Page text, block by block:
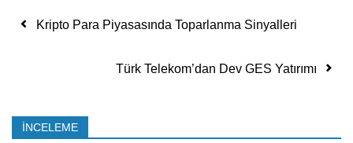
Yazı dolaşımı
Kripto Para Piyasasında Toparlanma Sinyalleri
Türk Telekom’dan Dev GES Yatırımı
İNCELEME